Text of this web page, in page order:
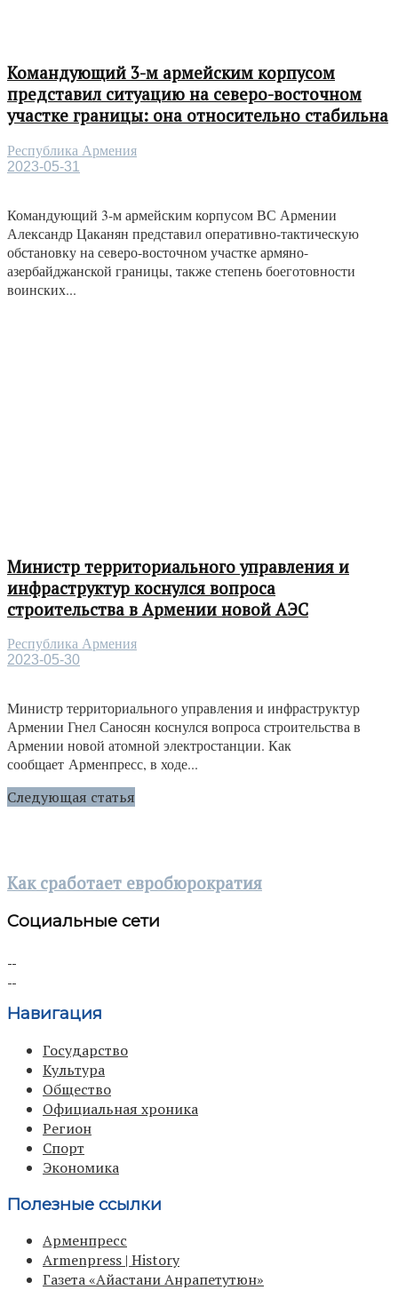
Командующий 3-м армейским корпусом
представил ситуацию на северо-восточном
участке границы: она относительно стабильна
Республика Армения
2023-05-31
Командующий 3-м армейским корпусом ВС Армении
Александр Цаканян представил оперативно-тактическую
обстановку на северо-восточном участке армяно-
азербайджанской границы, также степень боеготовности
воинских...
Министр территориального управления и
инфраструктур коснулся вопроса
строительства в Армении новой АЭС
Республика Армения
2023-05-30
Министр территориального управления и инфраструктур
Армении Гнел Саносян коснулся вопроса строительства в
Армении новой атомной электростанции. Как
сообщает Арменпресс, в ходе...
Следующая статья
Как сработает евробюрократия
Социальные сети
Навигация
Государство
Культура
Общество
Официальная хроника
Регион
Спорт
Экономика
Полезные ссылки
Арменпресс
Armenpress | History
Газета «Айастани Анрапетутюн»